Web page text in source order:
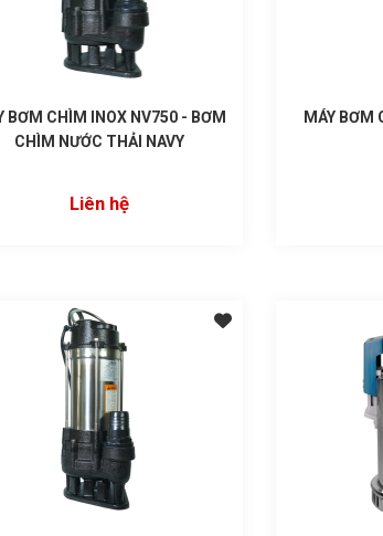
BƠM CHÌM INOX NV750 - BƠM
CHÌM NƯỚC THẢI NAVY
Liên hệ
MÁY BƠM